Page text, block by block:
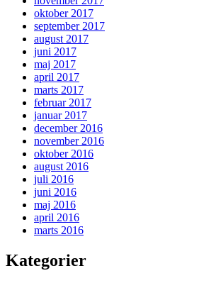
oktober 2017
september 2017
august 2017
juni 2017
maj 2017
april 2017
marts 2017
februar 2017
januar 2017
december 2016
november 2016
oktober 2016
august 2016
juli 2016
juni 2016
maj 2016
april 2016
marts 2016
Kategorier